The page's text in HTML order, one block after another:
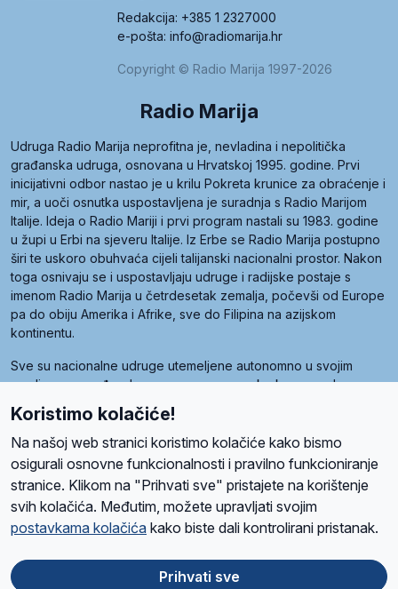
Redakcija: +385 1 2327000
e-pošta: info@radiomarija.hr
Copyright © Radio Marija 1997-2026
Radio Marija
Udruga Radio Marija neprofitna je, nevladina i nepolitička
građanska udruga, osnovana u Hrvatskoj 1995. godine. Prvi
inicijativni odbor nastao je u krilu Pokreta krunice za obraćenje i
mir, a uoči osnutka uspostavljena je suradnja s Radio Marijom
Italije. Ideja o Radio Mariji i prvi program nastali su 1983. godine
u župi u Erbi na sjeveru Italije. Iz Erbe se Radio Marija postupno
širi te uskoro obuhvaća cijeli talijanski nacionalni prostor. Nakon
toga osnivaju se i uspostavljaju udruge i radijske postaje s
imenom Radio Marija u četrdesetak zemalja, počevši od Europe
pa do obiju Amerika i Afrike, sve do Filipina na azijskom
kontinentu.
Sve su nacionalne udruge utemeljene autonomno u svojim
zemljama, a međusobna su povezane preko krovne udruge
pod nazivom Svjetska obitelj Radio Marije (World Family of
Radio Maria). Svjetsku obitelj utemeljilo je sedam članica, među
kojima je i hrvatska Udruga Radio Marija.
O namaRadio ProgramVolonteriPrijateljiKontaktPravila privatnosti
Ova stranica je zaštićena Google reCAPTCHA sustavom
Koristimo kolačiće!
Na našoj web stranici koristimo kolačiće kako bismo
osigurali osnovne funkcionalnosti i pravilno funkcioniranje
stranice. Klikom na "Prihvati sve" pristajete na korištenje
svih kolačića. Međutim, možete upravljati svojim
postavkama kolačića kako biste dali kontrolirani pristanak.
Prihvati sve